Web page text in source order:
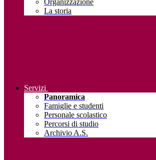
Organizzazione
La storia
Servizi
Panoramica
Famiglie e studenti
Personale scolastico
Percorsi di studio
Archivio A.S.